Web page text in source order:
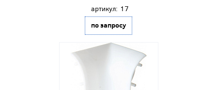
артикул: 17
по запросу